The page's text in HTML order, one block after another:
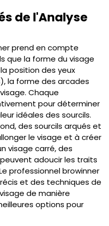
de l'Analyse
prend en compte
que la forme du visage
position des yeux
la forme des arcades
Chaque
pour déterminer
idéales des sourcils.
des sourcils arqués et
le visage et à créer
visage carré, des
adoucir les traits
professionnel browinner
et des techniques de
de manière
options pour